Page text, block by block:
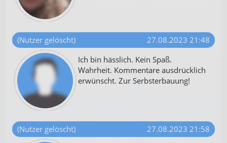
(Nutzer gelöscht)
27.08.2023 21:48
Ich bin hässlich. Kein Spaß.
Wahrheit. Kommentare ausdrücklich
erwünscht. Zur Serbsterbauung!
(Nutzer gelöscht)
27.08.2023 21:58